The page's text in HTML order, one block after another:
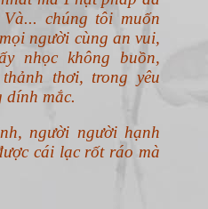
chúng tôi muốn
người cùng an vui,
nhọc không buồn,
thơi, trong yêu
dính mắc.
người người hạnh
cái lạc rốt ráo mà